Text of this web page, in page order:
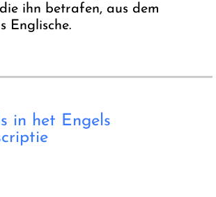
ihn betrafen, aus dem
Englische.
in het Engels